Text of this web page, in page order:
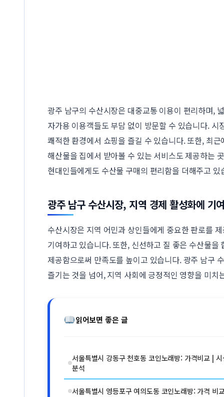
광주 남구의 수산시장은 대중교통 이용이 편리하며,
자가용 이용객들도 부담 없이 방문할 수 있습니다. 시
쾌적한 환경에서 쇼핑을 즐길 수 있습니다. 또한, 최
해산물을 집에서 받아볼 수 있는 서비스도 제공하는
현대인들에게도 수산물 구매의 편리함을 더해주고 있
광주 남구 수산시장, 지역 경제 활성화에 기
수산시장은 지역 어민과 상인들에게 중요한 판로를
기여하고 있습니다. 또한, 신선하고 질 좋은 수산물을
제공함으로써 만족도를 높이고 있습니다. 광주 남구
즐기는 것을 넘어, 지역 사회에 긍정적인 영향을 미치
읽어보면 좋은 글
서울특별시 강동구 천호동 코인노래방: 가격비교 |
분석
서울특별시 영등포구 여의도동 코인노래방: 가격 비